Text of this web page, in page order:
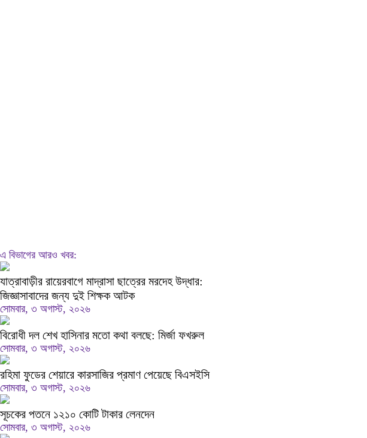
এ বিভাগের আরও খবর:
যাত্রাবাড়ীর রায়েরবাগে মাদ্রাসা ছাত্রের মরদেহ উদ্ধার:
জিজ্ঞাসাবাদের জন্য দুই শিক্ষক আটক
সোমবার, ৩ অগাস্ট, ২০২৬
বিরোধী দল শেখ হাসিনার মতো কথা বলছে: মির্জা ফখরুল
সোমবার, ৩ অগাস্ট, ২০২৬
রহিমা ফুডের শেয়ারে কারসাজির প্রমাণ পেয়েছে বিএসইসি
সোমবার, ৩ অগাস্ট, ২০২৬
সূচকের পতনে ১২১০ কোটি টাকার লেনদেন
সোমবার, ৩ অগাস্ট, ২০২৬